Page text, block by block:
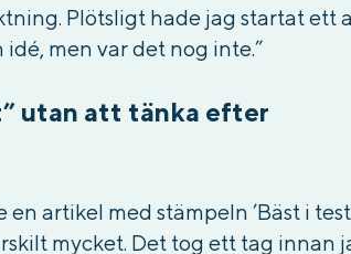
Plötsligt hade jag startat ett
men var det nog inte.”
utan att tänka efter
artikel med stämpeln ’Bäst i
mycket. Det tog ett tag innan